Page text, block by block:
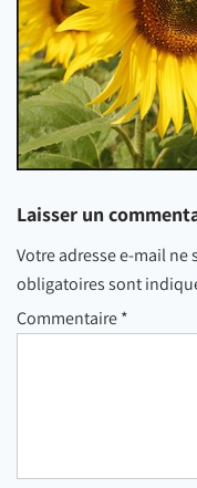
Laisser un
Votre adresse e-mail ne
obligatoires sont
Commentaire*